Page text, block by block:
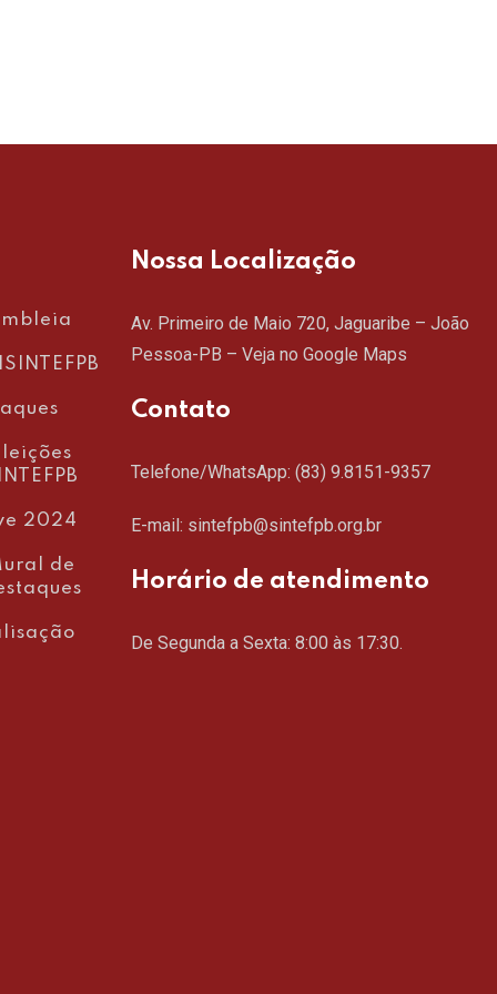
2024
de
Nossa Localização
Av. Primeiro de Maio 720, Jaguaribe – João
Pessoa-PB – Veja no Google Maps
Contato
Telefone/WhatsApp: (83) 9.8151-9357
E-mail: sintefpb@sintefpb.org.br
Horário de atendimento
De Segunda a Sexta: 8:00 às 17:30.